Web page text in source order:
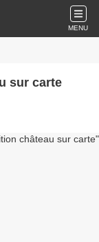
MENU
sur carte